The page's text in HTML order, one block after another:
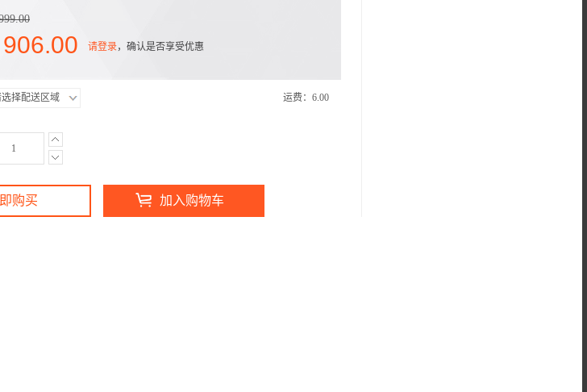
906.00 请登录，确认是否享受优惠
择配送区域 运费： 6.00
购买 加入购物车